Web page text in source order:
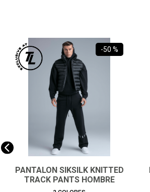
-50 %
PANTALON SIKSILK KNITTED
TRACK PANTS HOMBRE